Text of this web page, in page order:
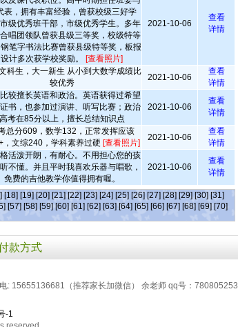
表，拥有丰富经验，曾获校级三好学
级优秀班干部，市级优秀学生。多年
唱团领队曾获县级三等奖，校级特等
笔字书法比赛曾获县级特等奖，板报
设计多次获学校奖励。 [查看照片]
2021-10-06
查看
详情
科生，大一新生 从小到大数学成绩比
较优秀
2021-10-06
查看
详情
较擅长英语和政治。英语获得过希望
书，也参加过演讲、听写比赛；政治
高考在85分以上，擅长总结知识点
2021-10-06
查看
详情
总分609，数学132，正常发挥应该
，文综240，学科素养过硬 [查看照片]
2021-10-06
查看
详情
活泼开朗，有耐心。不用担心您的孩
不懂。并且平时我喜欢乐器与唱歌，
免费的吉他教学你值得拥有喔。
2021-10-06
查看
详情
[18] [19] [20] [21] [22] [23] [24] [25] [26] [27] [28] [29] [30] [31]
[57] [58] [59] [60] [61] [62] [63] [64] [65] [66] [67] [68] [69] [70]
款方式
: 15655136681（推荐家长加微信） 余老师 qq号：780805253
-1